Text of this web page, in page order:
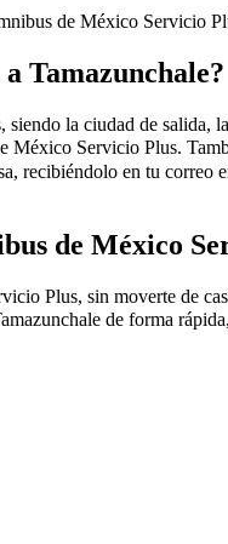
de México Servicio
Tamazunchale?
la ciudad de salida,
México Servicio Plus.
recibiéndolo en tu
de México
Plus, sin moverte de
de forma